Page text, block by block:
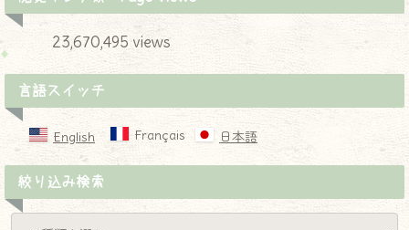
23,670,495 views
言語スイッチ
English Français 日本語
絞り込み検索